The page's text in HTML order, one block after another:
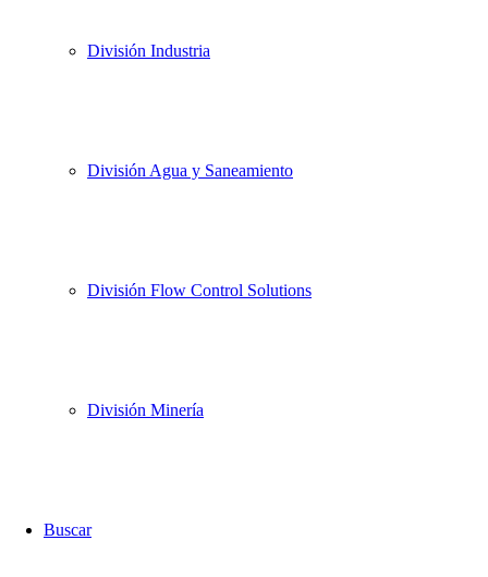
División Industria
División Agua y Saneamiento
División Flow Control Solutions
División Minería
Buscar